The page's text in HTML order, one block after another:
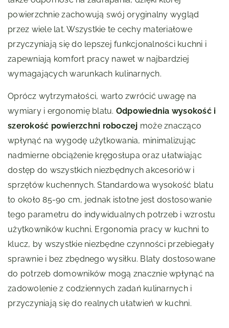
powierzchnie zachowują swój oryginalny wygląd
przez wiele lat. Wszystkie te cechy materiałowe
przyczyniają się do lepszej funkcjonalności kuchni i
zapewniają komfort pracy nawet w najbardziej
wymagających warunkach kulinarnych.
Oprócz wytrzymałości, warto zwrócić uwagę na
wymiary i ergonomię blatu. Odpowiednia wysokość i
szerokość powierzchni roboczej może znacząco
wpłynąć na wygodę użytkowania, minimalizując
nadmierne obciążenie kręgosłupa oraz ułatwiając
dostęp do wszystkich niezbędnych akcesoriów i
sprzętów kuchennych. Standardowa wysokość blatu
to około 85-90 cm, jednak istotne jest dostosowanie
tego parametru do indywidualnych potrzeb i wzrostu
użytkowników kuchni. Ergonomia pracy w kuchni to
klucz, by wszystkie niezbędne czynności przebiegały
sprawnie i bez zbędnego wysiłku. Blaty dostosowane
do potrzeb domowników mogą znacznie wpłynąć na
zadowolenie z codziennych zadań kulinarnych i
przyczyniają się do realnych ułatwień w kuchni.